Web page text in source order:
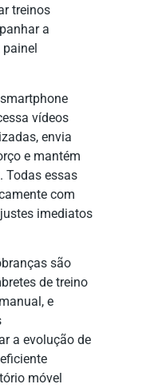
treinos
a
vídeos
envia
e mantém
Todas essas
com
imediatos
são
de treino
e
a evolução de
eficiente
móvel